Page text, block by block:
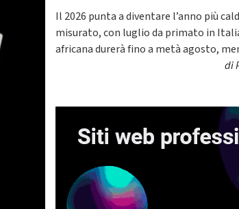
Il 2026 punta a diventare l’anno più
misurato, con luglio da primato in
africana durerà fino a metà agosto,
di